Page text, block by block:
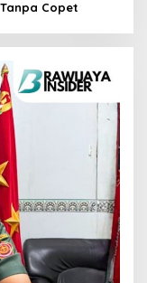
Copet